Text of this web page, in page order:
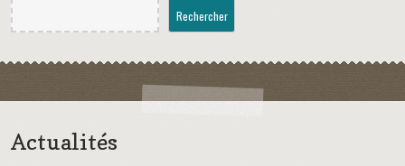
Rechercher
Actualités